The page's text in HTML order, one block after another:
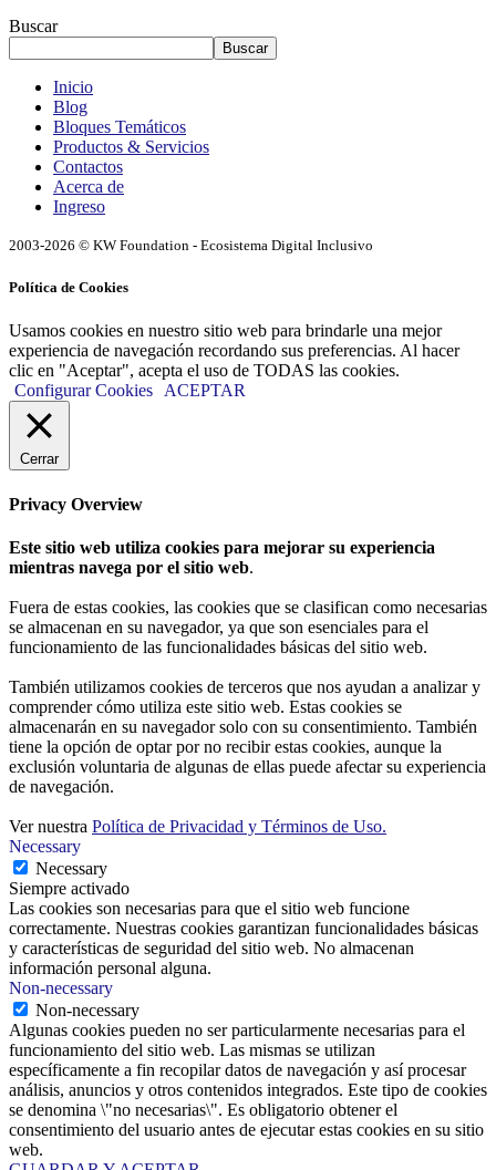
Buscar
Buscar
Inicio
Blog
Bloques Temáticos
Productos & Servicios
Contactos
Acerca de
Ingreso
2003-2026 © KW Foundation - Ecosistema Digital Inclusivo
Política de Cookies
Usamos cookies en nuestro sitio web para brindarle una mejor
experiencia de navegación recordando sus preferencias. Al hacer
clic en "Aceptar", acepta el uso de TODAS las cookies.
Configurar Cookies ACEPTAR
Cerrar
Privacy Overview
Este sitio web utiliza cookies para mejorar su experiencia
mientras navega por el sitio web.
Fuera de estas cookies, las cookies que se clasifican como necesarias
se almacenan en su navegador, ya que son esenciales para el
funcionamiento de las funcionalidades básicas del sitio web.
También utilizamos cookies de terceros que nos ayudan a analizar y
comprender cómo utiliza este sitio web. Estas cookies se
almacenarán en su navegador solo con su consentimiento. También
tiene la opción de optar por no recibir estas cookies, aunque la
exclusión voluntaria de algunas de ellas puede afectar su experiencia
de navegación.
Ver nuestra Política de Privacidad y Términos de Uso.
Necessary
Necessary
Siempre activado
Las cookies son necesarias para que el sitio web funcione
correctamente. Nuestras cookies garantizan funcionalidades básicas
y características de seguridad del sitio web. No almacenan
información personal alguna.
Non-necessary
Non-necessary
Algunas cookies pueden no ser particularmente necesarias para el
funcionamiento del sitio web. Las mismas se utilizan
específicamente a fin recopilar datos de navegación y así procesar
análisis, anuncios y otros contenidos integrados. Este tipo de cookies
se denomina \"no necesarias\". Es obligatorio obtener el
consentimiento del usuario antes de ejecutar estas cookies en su sitio
web.